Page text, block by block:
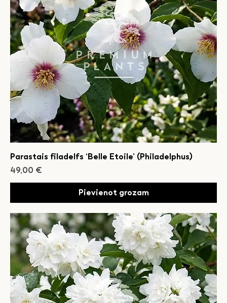
Parastais filadelfs ‘Belle Etoile’ (Philadelphus)
Cena
49,00 €
Pievienot grozam